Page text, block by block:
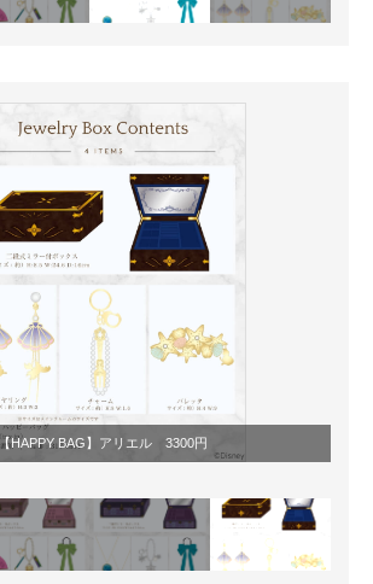
【HAPPY BAG】アリエル 3300円